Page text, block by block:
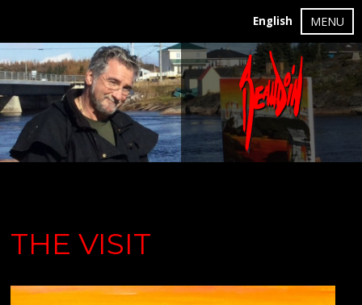
English MENU
THE VISIT